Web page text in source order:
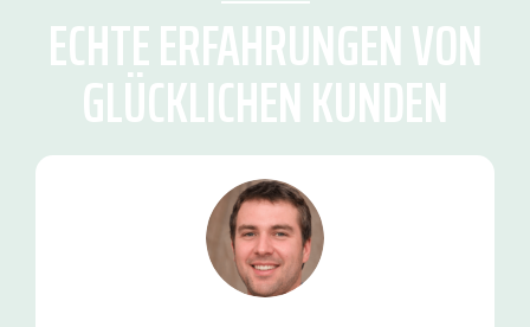
ECHTE ERFAHRUNGEN VON
GLÜCKLICHEN KUNDEN